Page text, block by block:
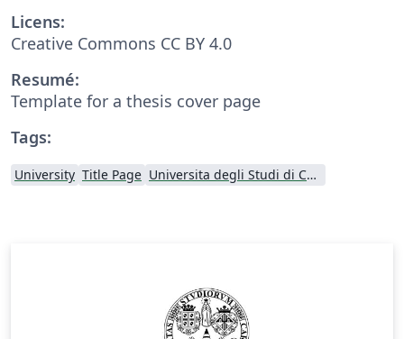
Licens:
Creative Commons CC BY 4.0
Resumé:
Template for a thesis cover page
Tags:
University Title Page Universita degli Studi di Cagliari